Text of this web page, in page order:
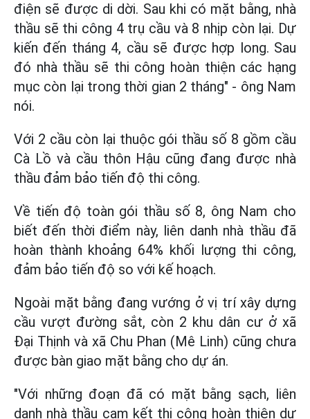
điện sẽ được di dời. Sau khi có mặt bằng, nhà
thầu sẽ thi công 4 trụ cầu và 8 nhịp còn lại. Dự
kiến đến tháng 4, cầu sẽ được hợp long. Sau
đó nhà thầu sẽ thi công hoàn thiện các hạng
mục còn lại trong thời gian 2 tháng" - ông Nam
nói.
Với 2 cầu còn lại thuộc gói thầu số 8 gồm cầu
Cà Lồ và cầu thôn Hậu cũng đang được nhà
thầu đảm bảo tiến độ thi công.
Về tiến độ toàn gói thầu số 8, ông Nam cho
biết đến thời điểm này, liên danh nhà thầu đã
hoàn thành khoảng 64% khối lượng thi công,
đảm bảo tiến độ so với kế hoạch.
Ngoài mặt bằng đang vướng ở vị trí xây dựng
cầu vượt đường sắt, còn 2 khu dân cư ở xã
Đại Thịnh và xã Chu Phan (Mê Linh) cũng chưa
được bàn giao mặt bằng cho dự án.
"Với những đoạn đã có mặt bằng sạch, liên
danh nhà thầu cam kết thi công hoàn thiện dự